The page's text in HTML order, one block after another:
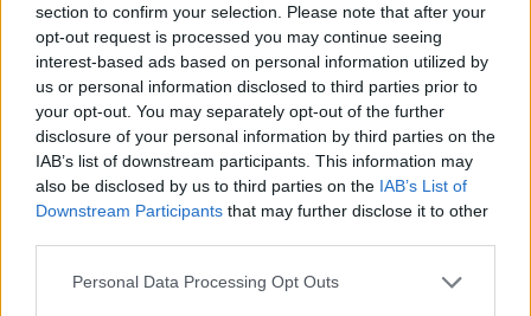
section to confirm your selection. Please note that after your
opt-out request is processed you may continue seeing
interest-based ads based on personal information utilized by
us or personal information disclosed to third parties prior to
your opt-out. You may separately opt-out of the further
disclosure of your personal information by third parties on the
IAB’s list of downstream participants. This information may
also be disclosed by us to third parties on the IAB’s List of
Downstream Participants that may further disclose it to other
Personal Data Processing Opt Outs
szóljon hozzá!